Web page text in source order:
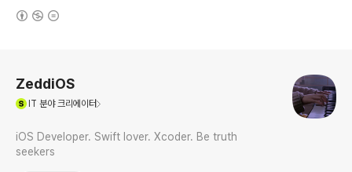
ZeddiOS
IT 분야 크리에이터
iOS Developer. Swift lover. Xcoder. Be truth
seekers